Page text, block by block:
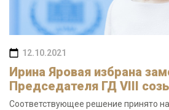
12.10.2021
Ирина Яровая избрана
Председателя ГД VIII
Соответствующее решение принято